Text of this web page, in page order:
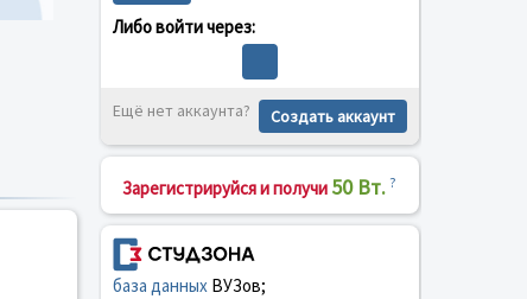
Либо войти через:
Ещё нет аккаунта? Создать аккаунт
Зарегистрируйся и получи 50 Вт. ?
база данныхВУЗов;